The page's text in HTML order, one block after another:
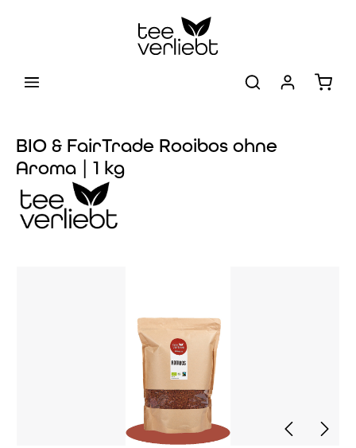
BIO & FairTrade Rooibos ohne
Aroma | 1 kg